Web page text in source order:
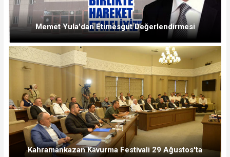
Memet Yula'dan Etimesgut Değerlendirmesi
Kahramankazan Kavurma Festivali 29 Ağustos'ta